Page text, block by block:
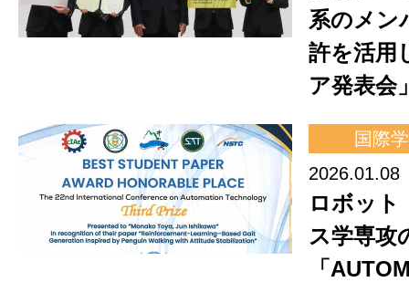
系のメン
許を活用
ア発表会
国際
2026.01.08
ロボット
ス学専攻
「